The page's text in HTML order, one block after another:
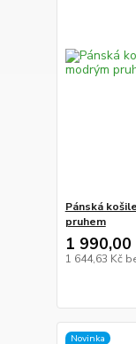
Pánská
pruhem
1 990,00
1 644,63 Kč
Novinka